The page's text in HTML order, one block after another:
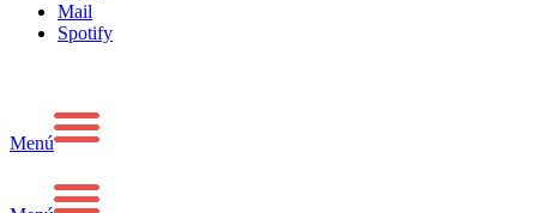
Mail
Spotify
Menú